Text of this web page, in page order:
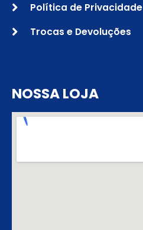
Política de Privacidade
Trocas e Devoluções
NOSSA LOJA